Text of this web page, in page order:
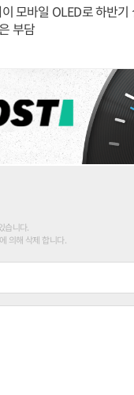
모바일 OLED로 하반기
부담
습니다.
의해 삭제 합니다.